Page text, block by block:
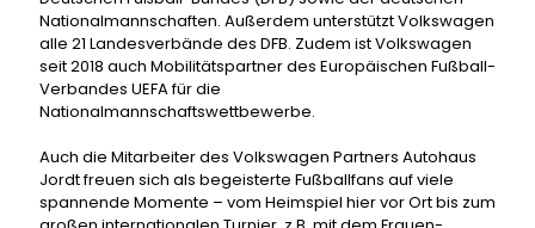
Nationalmannschaften. Außerdem unterstützt Volkswagen
alle 21 Landesverbände des DFB. Zudem ist Volkswagen
seit 2018 auch Mobilitätspartner des Europäischen Fußball-
Verbandes UEFA für die
Nationalmannschaftswettbewerbe.
Auch die Mitarbeiter des Volkswagen Partners Autohaus
Jordt freuen sich als begeisterte Fußballfans auf viele
spannende Momente – vom Heimspiel hier vor Ort bis zum